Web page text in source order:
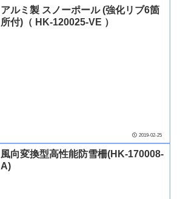
アルミ製 スノーポール (強化リブ6箇
所付)（ HK-120025-VE ）
2019-02-25
風向変換型高性能防雪柵(HK-170008-
A)